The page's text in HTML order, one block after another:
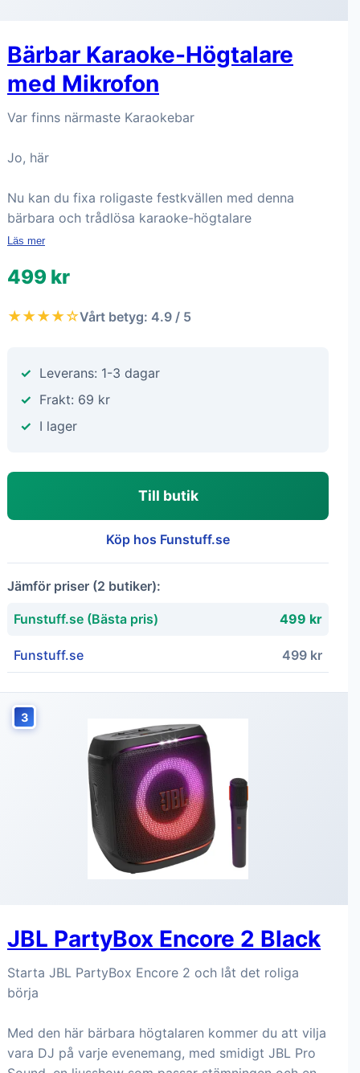
Bärbar Karaoke-Högtalare
med Mikrofon
Var finns närmaste Karaokebar
Jo, här
Nu kan du fixa roligaste festkvällen med denna
bärbara och trådlösa karaoke-högtalare
Läs mer
499 kr
★★★★☆Vårt betyg: 4.9 / 5
Leverans: 1-3 dagar
Frakt: 69 kr
I lager
Till butik
Köp hos Funstuff.se
Jämför priser (2 butiker):
Funstuff.se (Bästa pris) 499 kr
Funstuff.se 499 kr
3
JBL PartyBox Encore 2 Black
Starta JBL PartyBox Encore 2 och låt det roliga
börja
Med den här bärbara högtalaren kommer du att vilja
vara DJ på varje evenemang, med smidigt JBL Pro